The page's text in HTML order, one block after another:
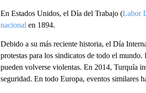
En Estados Unidos, el Día del Trabajo (Labor
nacional en 1894.
Debido a su más reciente historia, el Día
protestas para los sindicatos de todo el mundo.
pueden volverse violentas. En 2014, Turquía
seguridad. En todo Europa, eventos similares